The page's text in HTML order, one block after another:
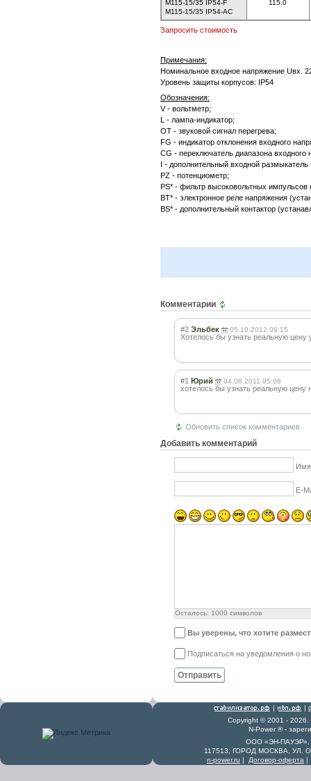
M115-15/35 IP54-F
M115-15/35 IP54-AC
115.0
Запросить стоимость
Примечания:
Номинальное входное напряжение Uвх.
Уровень защиты корпусов: IP54
Обозначения:
V - вольтметр;
L - лампа-индикатор;
OT - звуковой сигнал перегрева;
FG - индикатор отклонения входного
CG - переключатель диапазона входного
I - дополнительный входной
PZ - потенциометр;
PS* - фильтр высоковольтных импульсов
BT* - электронное реле напряжения
BS* - дополнительный контактор
Комментарии
#2 Эльбек 05.10.2012 09:15
Хотелось бы узнать реальную цену
#1 Юрий 04.08.2011 05:08
хотелось бы узнать реальную цену
Обновить список комментариев
Добавить комментарий
Имя
E-
Осталось: 1000 символов
Вы уверены, что хотите
Подписаться на уведомления о
Отправить
| |
Copyright © 2001 -
N-Power ® -
ООО «ЭН-ПАУЭР»,
117513, ГОРОД МОСКВА, УЛ.
n-power.ru | Договор-оферта